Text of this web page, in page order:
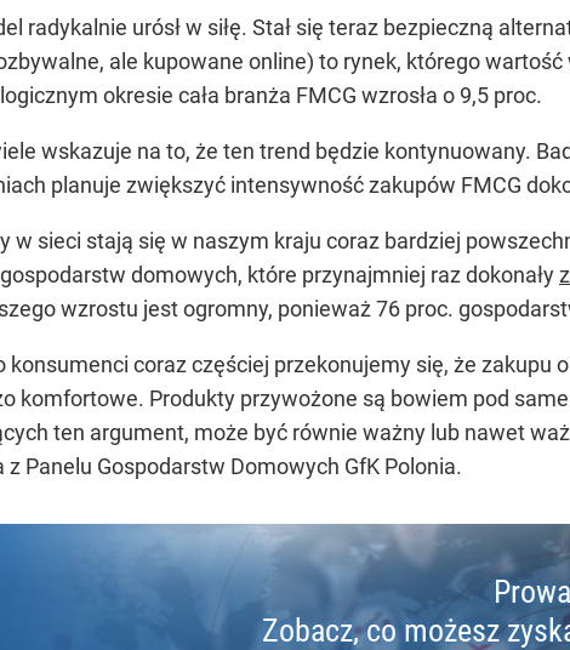
radykalnie urósł w siłę. Stał się teraz bezpieczną
ale kupowane online) to rynek, którego
okresie cała branża FMCG wzrosła o 9,5 proc.
wskazuje na to, że ten trend będzie kontynuowany.
planuje zwiększyć intensywność zakupów FMCG
w sieci stają się w naszym kraju coraz bardziej
gospodarstw domowych, które przynajmniej raz dokonały
wzrostu jest ogromny, ponieważ 76 proc.
konsumenci coraz częściej przekonujemy się, że zakupu
komfortowe. Produkty przywożone są bowiem pod
ten argument, może być równie ważny lub nawet
z Panelu Gospodarstw Domowych GfK Polonia.
Zobacz, co możesz